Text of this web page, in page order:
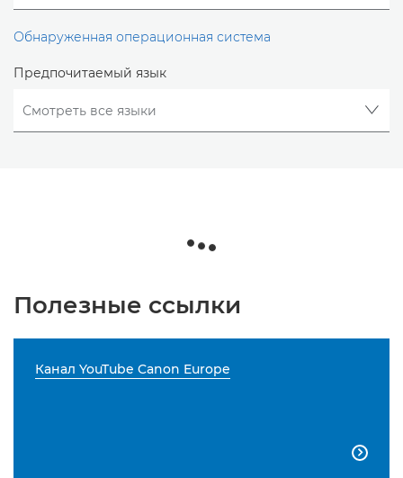
Обнаруженная операционная система
Предпочитаемый язык
Полезные ссылки
Канал YouTube Canon Europe
